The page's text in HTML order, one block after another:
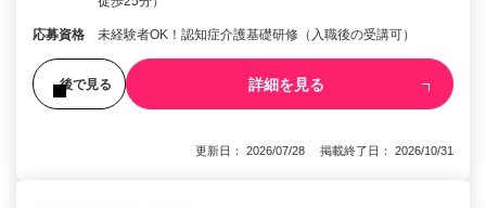
応募資格 未経験者OK！認知症介護基礎研修（入職後の受講可）
後で見る 詳細を見る
更新日： 2026/07/28 掲載終了日： 2026/10/31